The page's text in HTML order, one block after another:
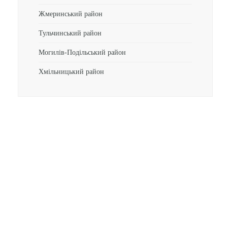
Жмеринський район
Тульчинський район
Могилів-Подільський район
Хмільницький район